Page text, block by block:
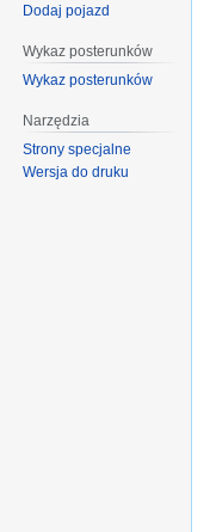
Dodaj pojazd
Wykaz posterunków
Wykaz posterunków
Narzędzia
Strony specjalne
Wersja do druku